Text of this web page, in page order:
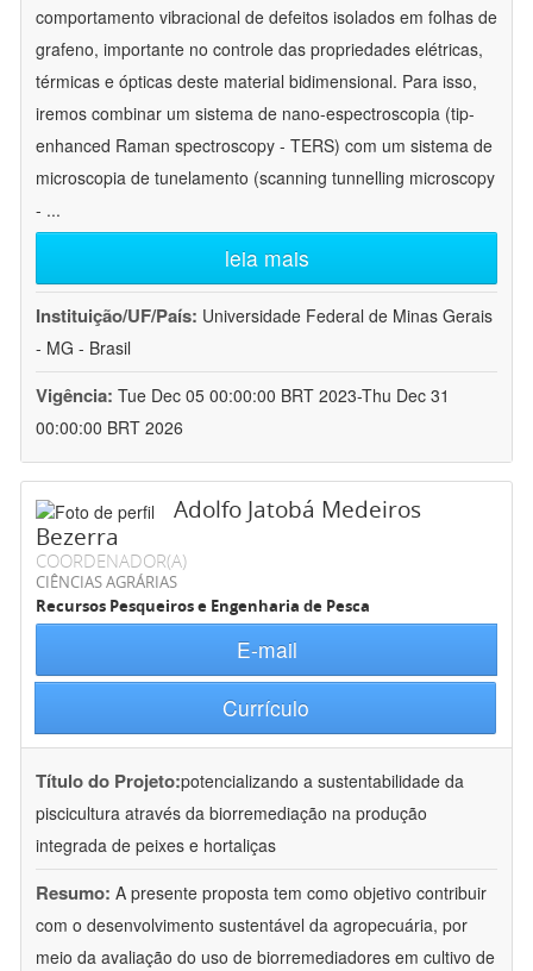
comportamento vibracional de defeitos isolados em folhas de
grafeno, importante no controle das propriedades elétricas,
térmicas e ópticas deste material bidimensional. Para isso,
iremos combinar um sistema de nano-espectroscopia (tip-
enhanced Raman spectroscopy - TERS) com um sistema de
microscopia de tunelamento (scanning tunnelling microscopy
- ...
leia mais
Instituição/UF/País: Universidade Federal de Minas Gerais
- MG - Brasil
Vigência: Tue Dec 05 00:00:00 BRT 2023-Thu Dec 31
00:00:00 BRT 2026
Adolfo Jatobá Medeiros
Bezerra
COORDENADOR(A)
CIÊNCIAS AGRÁRIAS
Recursos Pesqueiros e Engenharia de Pesca
E-mail
Currículo
Título do Projeto:potencializando a sustentabilidade da
piscicultura através da biorremediação na produção
integrada de peixes e hortaliças
Resumo: A presente proposta tem como objetivo contribuir
com o desenvolvimento sustentável da agropecuária, por
meio da avaliação do uso de biorremediadores em cultivo de